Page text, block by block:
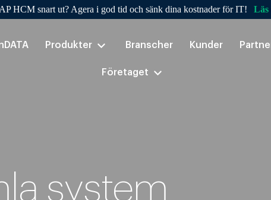
HCM snart ut? Agera i god tid och sänk dina kostnader för IT!
Produkter Branscher Kunder
Företaget
system